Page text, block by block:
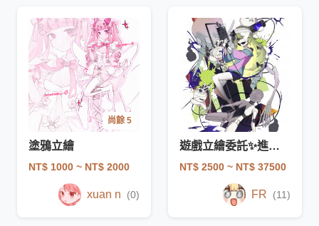
尚餘 5
塗鴉立繪
NT$ 1000 ~ NT$ 2000
xuan n (0)
遊戲立繪委託✨進化後✨
NT$ 2500 ~ NT$ 37500
FR (11)